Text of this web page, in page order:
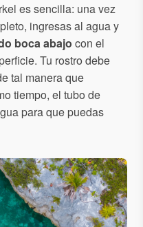
es sencilla: una vez
ingresas al agua y
boca abajo con el
Tu rostro debe
tal manera que
tiempo, el tubo de
para que puedas